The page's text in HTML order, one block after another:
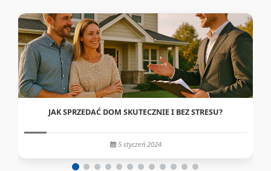
JAK SPRZEDAĆ DOM SKUTECZNIE I BEZ STRESU?
5 styczeń 2024